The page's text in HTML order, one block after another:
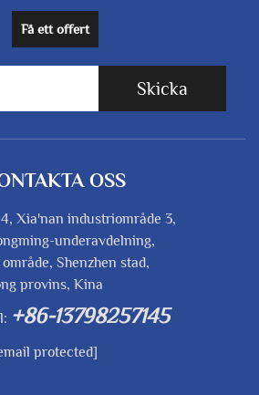
Få ett offert
Skicka
OSS
Xia'nan industriområde 3,
underavdelning,
Shenzhen stad,
provins, Kina
+86-13798257145
protected]